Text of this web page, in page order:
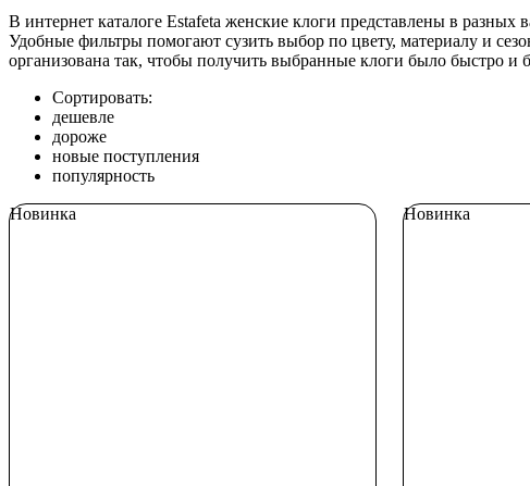
В интернет каталоге Estafeta женские клоги представлены в
Удобные фильтры помогают сузить выбор по цвету, материалу и
организована так, чтобы получить выбранные клоги было быстро и
Сортировать:
дешевле
дороже
новые поступления
популярность
Новинка Новинка